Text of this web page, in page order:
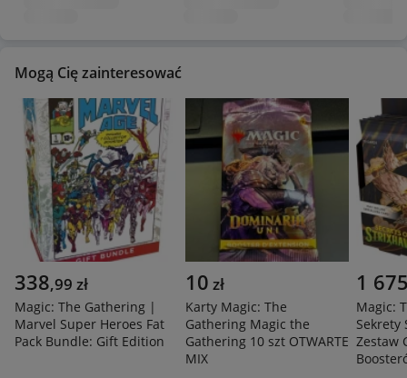
Mogą Cię zainteresować
338,99 zł
Magic: The Gathering |
Marvel Super Heroes Fat
Pack Bundle: Gift Edition
10 zł
Karty Magic: The
Gathering Magic the
Gathering 10 szt OTWARTE
MIX
1
Magic:
Sekrety
Zestaw